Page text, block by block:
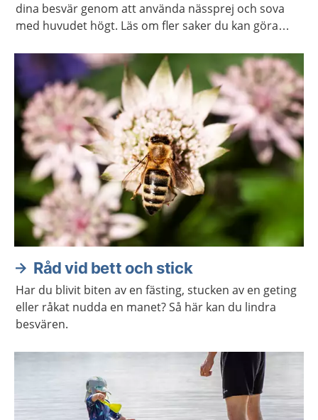
dina besvär genom att använda nässprej och sova
med huvudet högt. Läs om fler saker du kan göra
Råd vid bett och stick
Har du blivit biten av en fästing, stucken av en geting
eller råkat nudda en manet? Så här kan du lindra
besvären.